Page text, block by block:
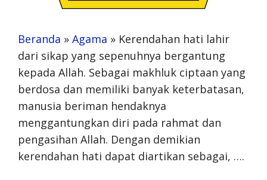
Beranda » Agama » Kerendahan hati lahir
dari sikap yang sepenuhnya bergantung
kepada Allah. Sebagai makhluk ciptaan yang
berdosa dan memiliki banyak keterbatasan,
manusia beriman hendaknya
menggantungkan diri pada rahmat dan
pengasihan Allah. Dengan demikian
kerendahan hati dapat diartikan sebagai, ….